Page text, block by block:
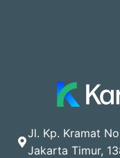
Jl. Kp. Kramat
Jakarta Timur,